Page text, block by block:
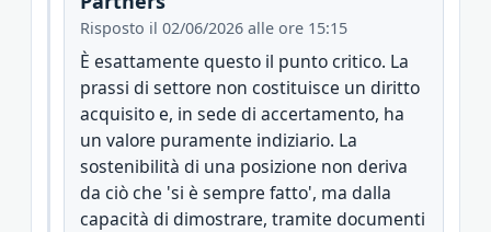
Risposto il 02/06/2026 alle ore 15:15
È esattamente questo il punto critico. La
prassi di settore non costituisce un diritto
acquisito e, in sede di accertamento, ha
un valore puramente indiziario. La
sostenibilità di una posizione non deriva
da ciò che 'si è sempre fatto', ma dalla
capacità di dimostrare, tramite documenti